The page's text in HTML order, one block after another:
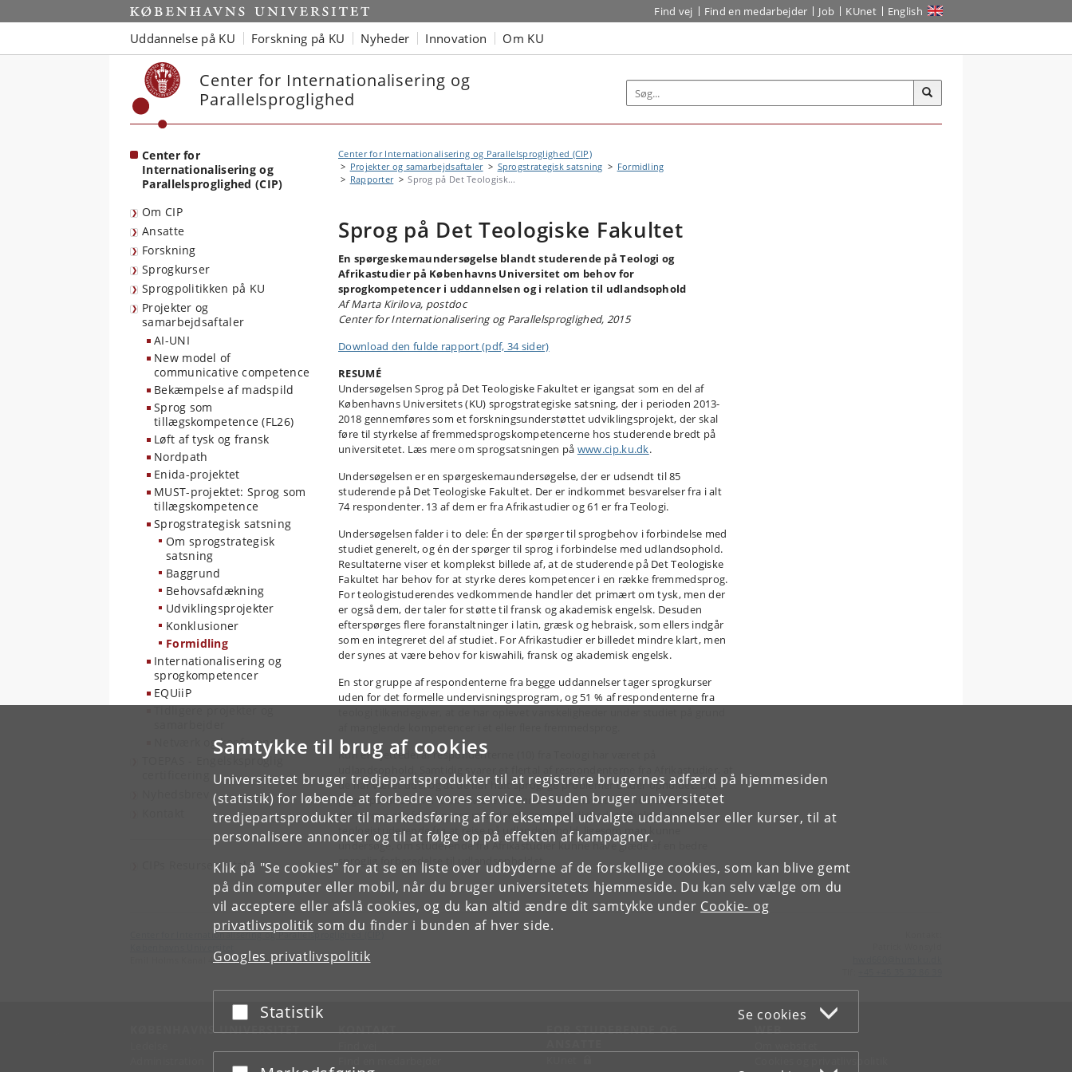
Samtykke til brug af cookies
Universitetet bruger tredjepartsprodukter til at registrere brugernes adfærd på hjemmesiden
(statistik) for løbende at forbedre vores service. Desuden bruger universitetet
tredjepartsprodukter til markedsføring af for eksempel udvalgte uddannelser eller kurser, til at
personalisere annoncer og til at følge op på effekten af kampagner.
Klik på "Se cookies" for at se en liste over udbyderne af de forskellige cookies, som kan blive gemt
på din computer eller mobil, når du bruger universitetets hjemmeside. Du kan selv vælge om du
vil acceptere eller afslå cookies, og du kan altid ændre dit samtykke under Cookie- og
privatlivspolitik som du finder i bunden af hver side.
Googles privatlivspolitik
Acceptér eller afslå
Statistik Se cookies
Start Find vej Find en medarbejder Job KUnet English
Uddannelse på KU Forskning på KU Nyheder Innovation Om KU
Center for Internationalisering og
Parallelsproglighed
Center for
Internationalisering og
Parallelsproglighed (CIP)
Om CIP
Ansatte
Forskning
Sprogkurser
Sprogpolitikken på KU
Projekter og
samarbejdsaftaler
AI-UNI
New model of
communicative competence
Bekæmpelse af madspild
Sprog som
tillægskompetence (FL26)
Løft af tysk og fransk
Nordpath
Enida-projektet
MUST-projektet: Sprog som
tillægskompetence
Sprogstrategisk satsning
Om sprogstrategisk
satsning
Baggrund
Behovsafdækning
Udviklingsprojekter
Konklusioner
Formidling
Internationalisering og
sprogkompetencer
EQUiiP
Tidligere projekter og
Netværk og konferencer
TOEPAS - Engelsksproglig
CIPs Resurseportal
Center for Internationalisering og Parallelsproglighed (CIP)
Projekter og samarbejdsaftaler
Sprogstrategisk satsning
Formidling
Rapporter
Sprog på Det Teologisk...
Sprog på Det Teologiske Fakultet
En spørgeskemaundersøgelse blandt studerende på Teologi og
Afrikastudier på Københavns Universitet om behov for
sprogkompetencer i uddannelsen og i relation til udlandsophold
Af Marta Kirilova, postdoc
Center for Internationalisering og Parallelsproglighed, 2015
Download den fulde rapport (pdf, 34 sider)
RESUMÉ
Undersøgelsen Sprog på Det Teologiske Fakultet er igangsat som en del af
Københavns Universitets (KU) sprogstrategiske satsning, der i perioden 2013-
2018 gennemføres som et forskningsunderstøttet udviklingsprojekt, der skal
føre til styrkelse af fremmedsprogskompetencerne hos studerende bredt på
universitetet. Læs mere om sprogsatsningen på www.cip.ku.dk.
Undersøgelsen er en spørgeskemaundersøgelse, der er udsendt til 85
studerende på Det Teologiske Fakultet. Der er indkommet besvarelser fra i alt
74 respondenter. 13 af dem er fra Afrikastudier og 61 er fra Teologi.
Undersøgelsen falder i to dele: Én der spørger til sprogbehov i forbindelse med
studiet generelt, og én der spørger til sprog i forbindelse med udlandsophold.
Resultaterne viser et komplekst billede af, at de studerende på Det Teologiske
Fakultet har behov for at styrke deres kompetencer i en række fremmedsprog.
For teologistuderendes vedkommende handler det primært om tysk, men der
er også dem, der taler for støtte til fransk og akademisk engelsk. Desuden
efterspørges flere foranstaltninger i latin, græsk og hebraisk, som ellers indgår
som en integreret del af studiet. For Afrikastudier er billedet mindre klart, men
der synes at være behov for kiswahili, fransk og akademisk engelsk.
En stor gruppe af respondenterne fra begge uddannelser tager sprogkurser
uden for det formelle undervisningsprogram, og 51 % af respondenterne fra
Kun en sjettedel af respondenterne (10) fra Teologi har været på
de har været ude, og at de har haft sproglige problemer under opholdet. Det
peger på, at der her kunne være et emne for en målrettet undersøgelse, der
skal prøve at afdække, om manglende sprogfærdigheder afholder de
teologistuderende fra at rejse på udlandsophold, ligesom man kunne
undersøge, om studerende fra Afrikastudier kunne have glæde af en bedre
sproglig forberedelse til udlandsopholdet.
Center for Internationalisering og Parallelsproglighed (CIP)
Emil Holms Kanal 4, DK-2300 København S
KØBENHAVNS UNIVERSITET KONTAKT
FOR STUDERENDE OG
WEB